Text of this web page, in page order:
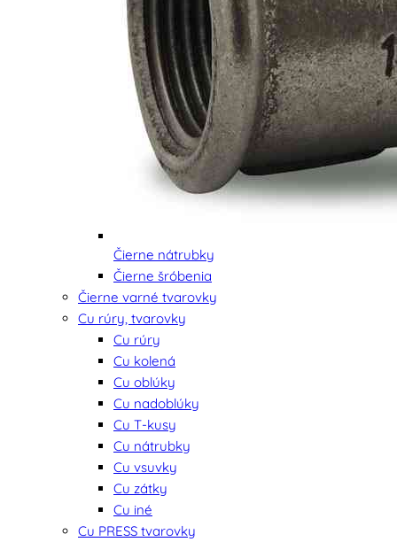
Čierne nátrubky
Čierne šróbenia
Čierne varné tvarovky
Cu rúry, tvarovky
Cu rúry
Cu kolená
Cu oblúky
Cu nadoblúky
Cu T-kusy
Cu nátrubky
Cu vsuvky
Cu zátky
Cu iné
Cu PRESS tvarovky